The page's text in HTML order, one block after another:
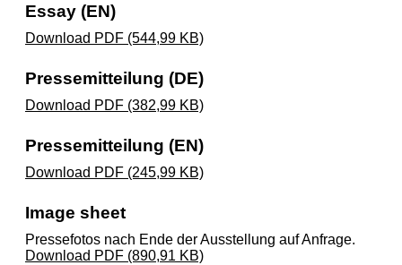
Essay (EN)
Download PDF (544,99 KB)
Pressemitteilung (DE)
Download PDF (382,99 KB)
Pressemitteilung (EN)
Download PDF (245,99 KB)
Image sheet
Pressefotos nach Ende der Ausstellung auf Anfrage.
Download PDF (890,91 KB)